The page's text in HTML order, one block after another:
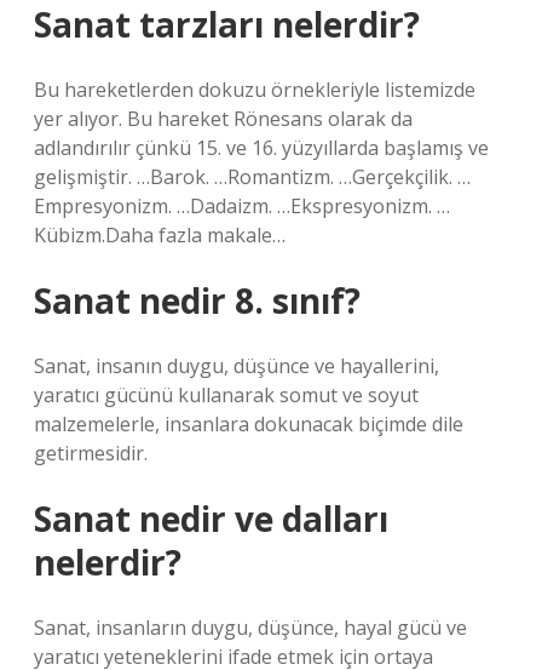
Sanat tarzları nelerdir?
Bu hareketlerden dokuzu örnekleriyle listemizde
yer alıyor. Bu hareket Rönesans olarak da
adlandırılır çünkü 15. ve 16. yüzyıllarda başlamış ve
gelişmiştir. …Barok. …Romantizm. …Gerçekçilik. …
Empresyonizm. …Dadaizm. …Ekspresyonizm. …
Kübizm.Daha fazla makale…
Sanat nedir 8. sınıf?
Sanat, insanın duygu, düşünce ve hayallerini,
yaratıcı gücünü kullanarak somut ve soyut
malzemelerle, insanlara dokunacak biçimde dile
getirmesidir.
Sanat nedir ve dalları
nelerdir?
Sanat, insanların duygu, düşünce, hayal gücü ve
yaratıcı yeteneklerini ifade etmek için ortaya